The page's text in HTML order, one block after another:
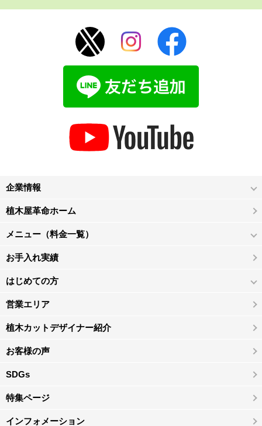
企業情報
植木屋革命ホーム
メニュー（料金一覧）
お手入れ実績
はじめての方
営業エリア
植木カットデザイナー紹介
お客様の声
SDGs
特集ページ
インフォメーション